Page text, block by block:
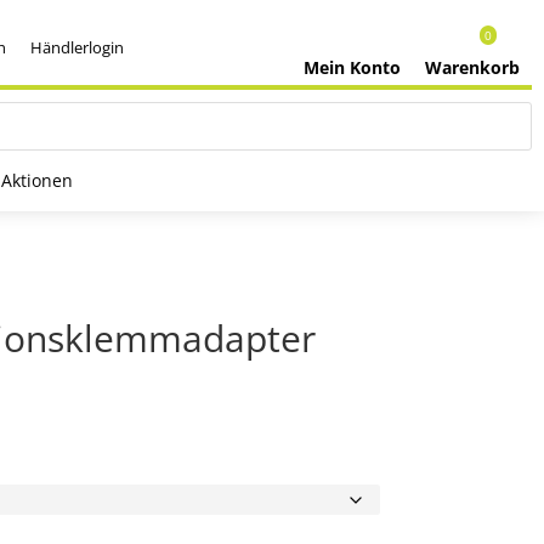
Händlerlogin
Warenkorb
0
Mein Konto
Aktionen